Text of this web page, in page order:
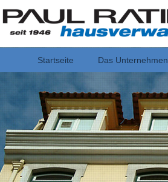
Startseite Das Unternehmen